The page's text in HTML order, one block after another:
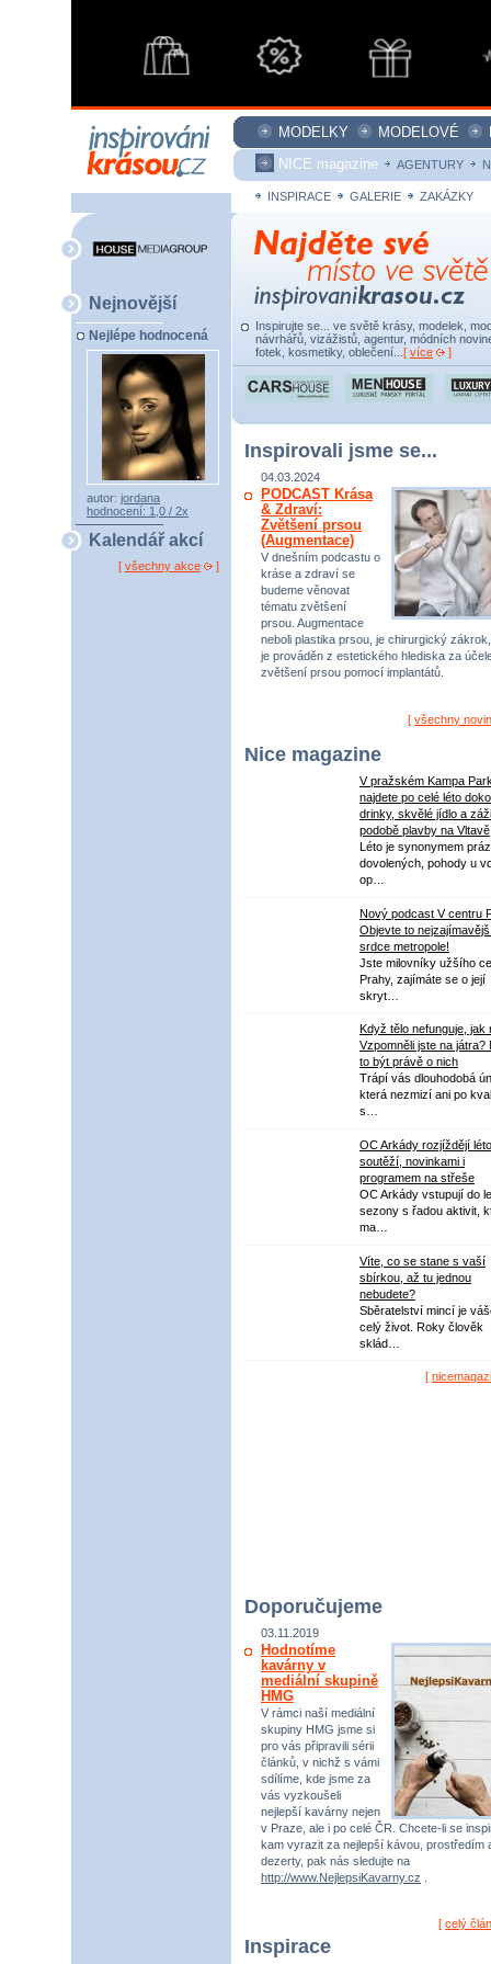
MODELKY MODELOVÉ
NICE magazine
AGENTURY
INSPIRACE GALERIE ZAKÁZKY
Nejnovější
Nejlépe hodnocená
autor: jordana
hodnocení: 1,0 / 2x
Kalendář akcí
[ všechny akce ]
Inspirujte se... ve světě krásy, modelek,
návrhářů, vizážistů, agentur, módních
fotek, kosmetiky, oblečení... [ více ]
Inspirovali jsme se...
04.03.2024
PODCAST Krása
& Zdraví:
Zvětšení prsou
(Augmentace)
V dnešním podcastu o
kráse a zdraví se
budeme věnovat
tématu zvětšení
prsou. Augmentace
neboli plastika prsou, je chirurgický
je prováděn z estetického hlediska za
zvětšení prsou pomocí implantátů.
[ všechny
Nice magazine
V pražském Kampa
najdete po celé léto
drinky, skvělé jídlo a
podobě plavby na Vltavě
Léto je synonymem
dovolených, pohody u
op…
Nový podcast V centru
Objevte to
srdce metropole!
Jste milovníky užšího
Prahy, zajímáte se o její
skryt…
Když tělo nefunguje, jak
Vzpomněli jste na játra?
to být právě o nich
Trápí vás dlouhodobá
která nezmizí ani po
s…
OC Arkády rozjíždějí léto
soutěží, novinkami i
programem na střeše
OC Arkády vstupují do
sezony s řadou aktivit,
ma…
Víte, co se stane s vaší
sbírkou, až tu jednou
nebudete?
Sběratelství mincí je
celý život. Roky člověk
sklád…
[
Doporučujeme
03.11.2019
Hodnotíme
kavárny v
mediální skupině
HMG
V rámci naší mediální
skupiny HMG jsme si
pro vás připravili sérii
článků, v nichž s vámi
sdílíme, kde jsme za
vás vyzkoušeli
nejlepší kavárny nejen
v Praze, ale i po celé ČR. Chcete-li se
kam vyrazit za nejlepší kávou, prostředím
dezerty, pak nás sledujte na
http://www.NejlepsiKavarny.cz
[ celý
Inspirace